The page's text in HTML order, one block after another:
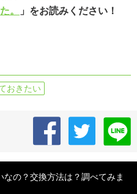
。
」をお読みください！
おきたい
の？交換方法は？調べてみま